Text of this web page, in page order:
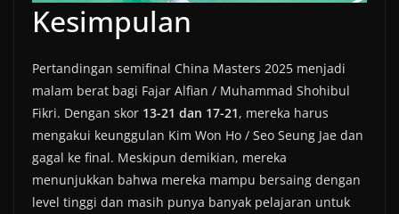
Kesimpulan
Pertandingan semifinal China Masters 2025 menjadi
malam berat bagi Fajar Alfian / Muhammad Shohibul
Fikri. Dengan skor 13-21 dan 17-21, mereka harus
mengakui keunggulan Kim Won Ho / Seo Seung Jae dan
gagal ke final. Meskipun demikian, mereka
menunjukkan bahwa mereka mampu bersaing dengan
level tinggi dan masih punya banyak pelajaran untuk